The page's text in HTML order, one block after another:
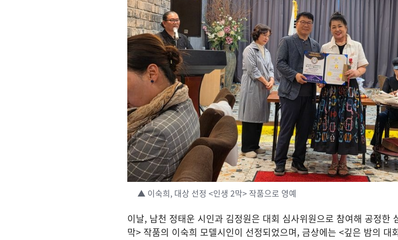
▲ 이숙희, 대상 선정 <인생 2막> 작품으로 영예
이날, 남천 정태운 시인과 김정원은 대회 심사위원으로 참여해 공정한
막> 작품의 이숙희 모델시인이 선정되었으며, 금상에는 <깊은 밤의 대